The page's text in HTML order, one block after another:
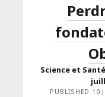
Science et
PUBLISHED 10